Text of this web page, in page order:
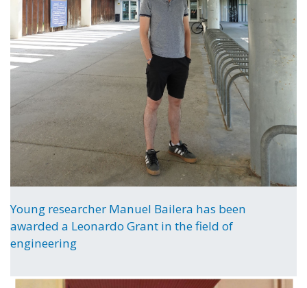
Young researcher Manuel Bailera has been
awarded a Leonardo Grant in the field of
engineering